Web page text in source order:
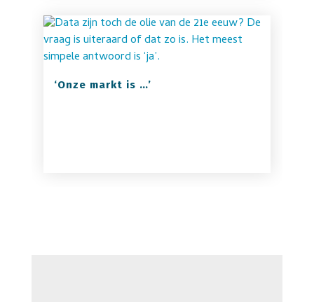
‘Onze markt is …’